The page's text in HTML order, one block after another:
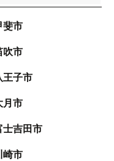
斐市
吹市
王子市
月市
士吉田市
崎市